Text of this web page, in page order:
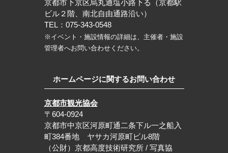
京都市下京区烏丸通塩小路下る（京都駅
ビル２階、南北自由通路沿い）
TEL：075-343-0548
※イベント・施設情報の詳細は、主催者・施設
管理者へお問い合わせください。
ホームページに関するお問い合わせ
京都市観光協会
〒604-0924
京都市中京区河原町通二条下ル一之船入
町384番地 ヤサカ河原町ビル8階
（公財）京都高度技術研究所 / 写真協